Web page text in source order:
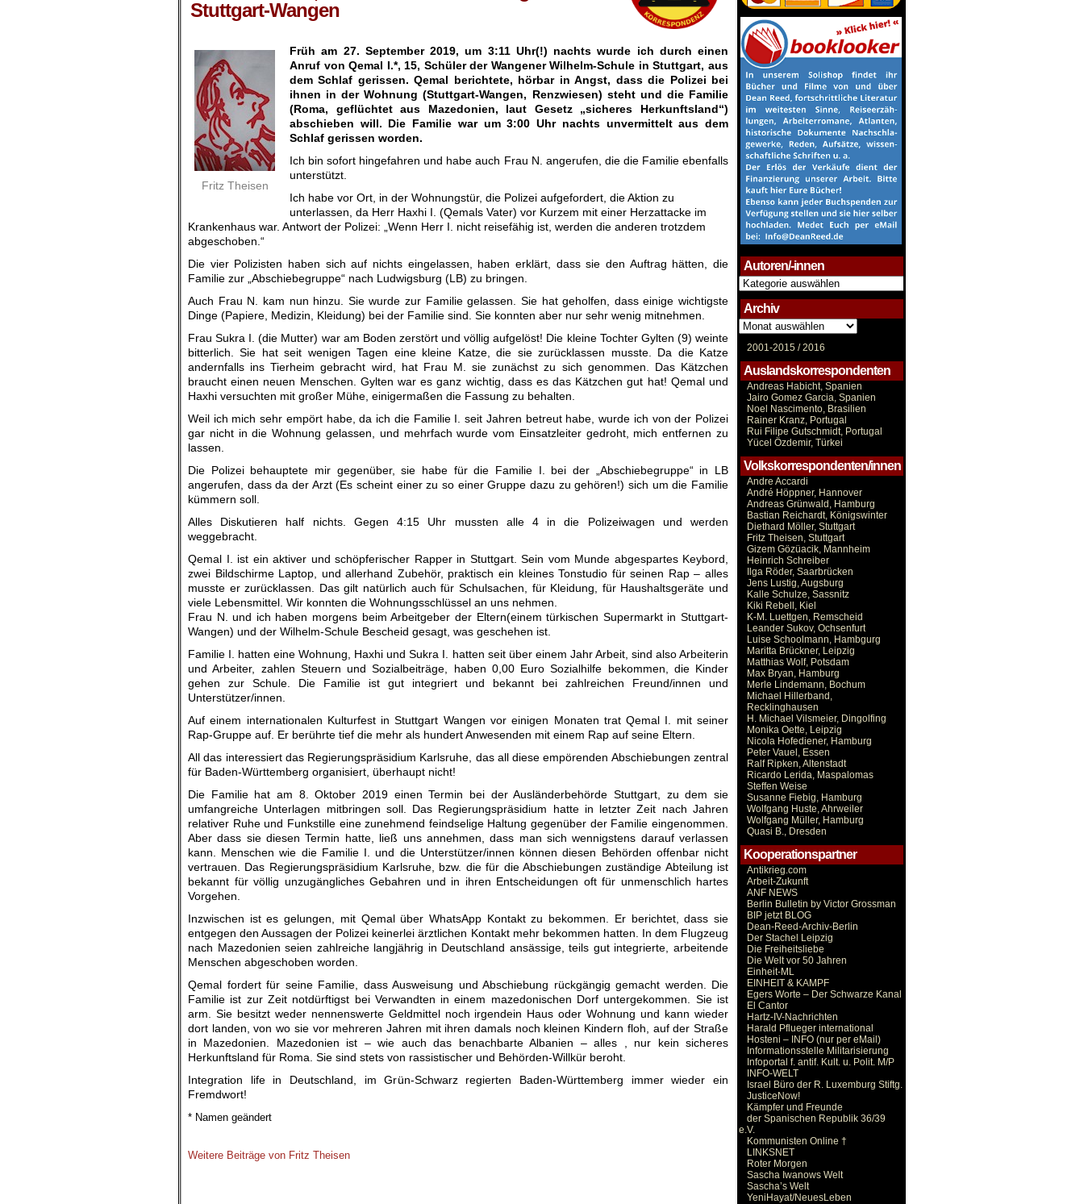
Stuttgart-Wangen
Fritz Theisen
Früh am 27. September 2019, um 3:11 Uhr(!) nachts wurde ich durch einen
Anruf von Qemal I.*, 15, Schüler der Wangener Wilhelm-Schule in Stuttgart, aus
dem Schlaf gerissen. Qemal berichtete, hörbar in Angst, dass die Polizei bei
ihnen in der Wohnung (Stuttgart-Wangen, Renzwiesen) steht und die Familie
(Roma, geflüchtet aus Mazedonien, laut Gesetz „sicheres Herkunftsland“)
abschieben will. Die Familie war um 3:00 Uhr nachts unvermittelt aus dem
Schlaf gerissen worden.
Ich bin sofort hingefahren und habe auch Frau N. angerufen, die die Familie ebenfalls
unterstützt.
Ich habe vor Ort, in der Wohnungstür, die Polizei aufgefordert, die Aktion zu
unterlassen, da Herr Haxhi I. (Qemals Vater) vor Kurzem mit einer Herzattacke im
Krankenhaus war. Antwort der Polizei: „Wenn Herr I. nicht reisefähig ist, werden die anderen trotzdem
abgeschoben.“
Die vier Polizisten haben sich auf nichts eingelassen, haben erklärt, dass sie den Auftrag hätten, die
Familie zur „Abschiebegruppe“ nach Ludwigsburg (LB) zu bringen.
Auch Frau N. kam nun hinzu. Sie wurde zur Familie gelassen. Sie hat geholfen, dass einige wichtigste
Dinge (Papiere, Medizin, Kleidung) bei der Familie sind. Sie konnten aber nur sehr wenig mitnehmen.
Frau Sukra I. (die Mutter) war am Boden zerstört und völlig aufgelöst! Die kleine Tochter Gylten (9) weinte
bitterlich. Sie hat seit wenigen Tagen eine kleine Katze, die sie zurücklassen musste. Da die Katze
andernfalls ins Tierheim gebracht wird, hat Frau M. sie zunächst zu sich genommen. Das Kätzchen
braucht einen neuen Menschen. Gylten war es ganz wichtig, dass es das Kätzchen gut hat! Qemal und
Haxhi versuchten mit großer Mühe, einigermaßen die Fassung zu behalten.
Weil ich mich sehr empört habe, da ich die Familie I. seit Jahren betreut habe, wurde ich von der Polizei
gar nicht in die Wohnung gelassen, und mehrfach wurde vom Einsatzleiter gedroht, mich entfernen zu
lassen.
Die Polizei behauptete mir gegenüber, sie habe für die Familie I. bei der „Abschiebegruppe“ in LB
angerufen, dass da der Arzt (Es scheint einer zu so einer Gruppe dazu zu gehören!) sich um die Familie
kümmern soll.
Alles Diskutieren half nichts. Gegen 4:15 Uhr mussten alle 4 in die Polizeiwagen und werden
weggebracht.
Qemal I. ist ein aktiver und schöpferischer Rapper in Stuttgart. Sein vom Munde abgespartes Keybord,
zwei Bildschirme Laptop, und allerhand Zubehör, praktisch ein kleines Tonstudio für seinen Rap – alles
musste er zurücklassen. Das gilt natürlich auch für Schulsachen, für Kleidung, für Haushaltsgeräte und
viele Lebensmittel. Wir konnten die Wohnungsschlüssel an uns nehmen.
Frau N. und ich haben morgens beim Arbeitgeber der Eltern(einem türkischen Supermarkt in Stuttgart-
Wangen) und der Wilhelm-Schule Bescheid gesagt, was geschehen ist.
Familie I. hatten eine Wohnung, Haxhi und Sukra I. hatten seit über einem Jahr Arbeit, sind also Arbeiterin
und Arbeiter, zahlen Steuern und Sozialbeiträge, haben 0,00 Euro Sozialhilfe bekommen, die Kinder
gehen zur Schule. Die Familie ist gut integriert und bekannt bei zahlreichen Freund/innen und
Unterstützer/innen.
Auf einem internationalen Kulturfest in Stuttgart Wangen vor einigen Monaten trat Qemal I. mit seiner
Rap-Gruppe auf. Er berührte tief die mehr als hundert Anwesenden mit einem Rap auf seine Eltern.
All das interessiert das Regierungspräsidium Karlsruhe, das all diese empörenden Abschiebungen zentral
für Baden-Württemberg organisiert, überhaupt nicht!
Die Familie hat am 8. Oktober 2019 einen Termin bei der Ausländerbehörde Stuttgart, zu dem sie
umfangreiche Unterlagen mitbringen soll. Das Regierungspräsidium hatte in letzter Zeit nach Jahren
relativer Ruhe und Funkstille eine zunehmend feindselige Haltung gegenüber der Familie eingenommen.
Aber dass sie diesen Termin hatte, ließ uns annehmen, dass man sich wennigstens darauf verlassen
kann. Menschen wie die Familie I. und die Unterstützer/innen können diesen Behörden offenbar nicht
vertrauen. Das Regierungspräsidium Karlsruhe, bzw. die für die Abschiebungen zuständige Abteilung ist
bekannt für völlig unzugängliches Gebahren und in ihren Entscheidungen oft für unmenschlich hartes
Vorgehen.
Inzwischen ist es gelungen, mit Qemal über WhatsApp Kontakt zu bekommen. Er berichtet, dass sie
entgegen den Aussagen der Polizei keinerlei ärztlichen Kontakt mehr bekommen hatten. In dem Flugzeug
nach Mazedonien seien zahlreiche langjährig in Deutschland ansässige, teils gut integrierte, arbeitende
Menschen abgeschoben worden.
Qemal fordert für seine Familie, dass Ausweisung und Abschiebung rückgängig gemacht werden. Die
Familie ist zur Zeit notdürftigst bei Verwandten in einem mazedonischen Dorf untergekommen. Sie ist
arm. Sie besitzt weder nennenswerte Geldmittel noch irgendein Haus oder Wohnung und kann wieder
dort landen, von wo sie vor mehreren Jahren mit ihren damals noch kleinen Kindern floh, auf der Straße
in Mazedonien. Mazedonien ist – wie auch das benachbarte Albanien – alles , nur kein sicheres
Herkunftsland für Roma. Sie sind stets von rassistischer und Behörden-Willkür beroht.
Integration life in Deutschland, im Grün-Schwarz regierten Baden-Württemberg immer wieder ein
Fremdwort!
* Namen geändert
Weitere Beiträge von Fritz Theisen
Autoren/-innen
Autoren/-
innen
Archiv
Archiv
2001-2015 /2016
Auslandskorrespondenten
Andreas Habicht, Spanien
Jairo Gomez Garcia, Spanien
Noel Nascimento, Brasilien
Rainer Kranz, Portugal
Rui Filipe Gutschmidt, Portugal
Yücel Özdemir, Türkei
Volkskorrespondenten/innen
Andre Accardi
André Höppner, Hannover
Andreas Grünwald, Hamburg
Bastian Reichardt, Königswinter
Diethard Möller, Stuttgart
Fritz Theisen, Stuttgart
Gizem Gözüacik, Mannheim
Heinrich Schreiber
Ilga Röder, Saarbrücken
Jens Lustig, Augsburg
Kalle Schulze, Sassnitz
Kiki Rebell, Kiel
K-M. Luettgen, Remscheid
Leander Sukov, Ochsenfurt
Luise Schoolmann, Hambgurg
Maritta Brückner, Leipzig
Matthias Wolf, Potsdam
Max Bryan, Hamburg
Merle Lindemann, Bochum
Michael Hillerband,
Recklinghausen
H. Michael Vilsmeier, Dingolfing
Monika Oette, Leipzig
Nicola Hofediener, Hamburg
Peter Vauel, Essen
Ralf Ripken, Altenstadt
Ricardo Lerida, Maspalomas
Steffen Weise
Susanne Fiebig, Hamburg
Wolfgang Huste, Ahrweiler
Wolfgang Müller, Hamburg
Quasi B., Dresden
Kooperationspartner
Antikrieg.com
Arbeit-Zukunft
ANF NEWS
Berlin Bulletin by Victor Grossman
BIP jetzt BLOG
Dean-Reed-Archiv-Berlin
Der Stachel Leipzig
Die Freiheitsliebe
Die Welt vor 50 Jahren
Einheit-ML
EINHEIT & KAMPF
Egers Worte – Der Schwarze Kanal
El Cantor
Hartz-IV-Nachrichten
Harald Pflueger international
Hosteni – INFO (nur per eMail)
Informationsstelle Militarisierung
Infoportal f. antif. Kult. u. Polit. M/P
INFO-WELT
Israel Büro der R. Luxemburg Stiftg.
JusticeNow!
Kämpfer und Freunde
der Spanischen Republik 36/39
e.V.
Kommunisten Online †
LINKSNET
Roter Morgen
Sascha Iwanows Welt
Sascha’s Welt
YeniHayat/NeuesLeben